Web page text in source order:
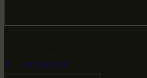
+682 (000) 0001